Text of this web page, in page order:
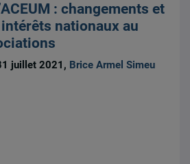
: changements et
nationaux au
juillet 2021, Brice Armel Simeu